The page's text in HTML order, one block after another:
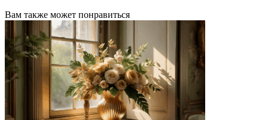
Вам также может понравиться